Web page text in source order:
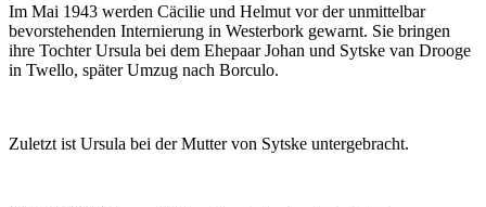
Im Mai 1943 werden Cäcilie und Helmut vor der unmittelbar
bevorstehenden Internierung in Westerbork gewarnt. Sie bringen
ihre Tochter Ursula bei dem Ehepaar Johan und Sytske van Drooge
in Twello, später Umzug nach Borculo.
Zuletzt ist Ursula bei der Mutter von Sytske untergebracht.